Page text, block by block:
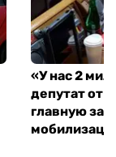
«У нас 2
депутат от
главную